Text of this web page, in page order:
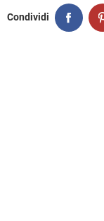
Condividi